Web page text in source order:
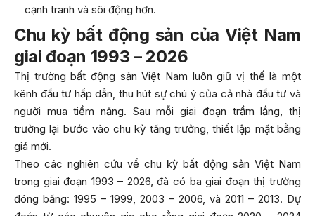
cạnh tranh và sôi động hơn.
Chu kỳ bất động sản của Việt Nam
giai đoạn 1993 – 2026
Thị trường bất động sản Việt Nam luôn giữ vị thế là một
kênh đầu tư hấp dẫn, thu hút sự chú ý của cả nhà đầu tư và
người mua tiềm năng. Sau mỗi giai đoạn trầm lắng, thị
trường lại bước vào chu kỳ tăng trưởng, thiết lập mặt bằng
giá mới.
Theo các nghiên cứu về chu kỳ bất động sản Việt Nam
trong giai đoạn 1993 – 2026, đã có ba giai đoạn thị trường
đóng băng: 1995 – 1999, 2003 – 2006, và 2011 – 2013. Dự